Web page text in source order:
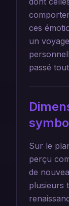
ces
un
passé
Sur le
perçu
de
plusieurs